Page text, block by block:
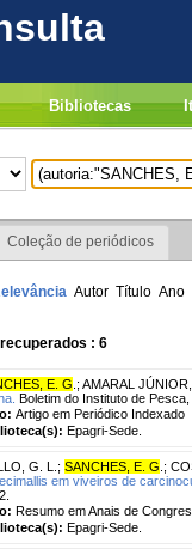
Bibliotecas
Coleção de periódicos
Autor Título Ano
: 6
E. G ; AMARAL
Boletim do Instituto de
Artigo em Periódico Indexado
Epagri-Sede.
G. L. ; SANCHES, E. G ;
em viveiros de
Resumo em Anais de
Epagri-Sede.